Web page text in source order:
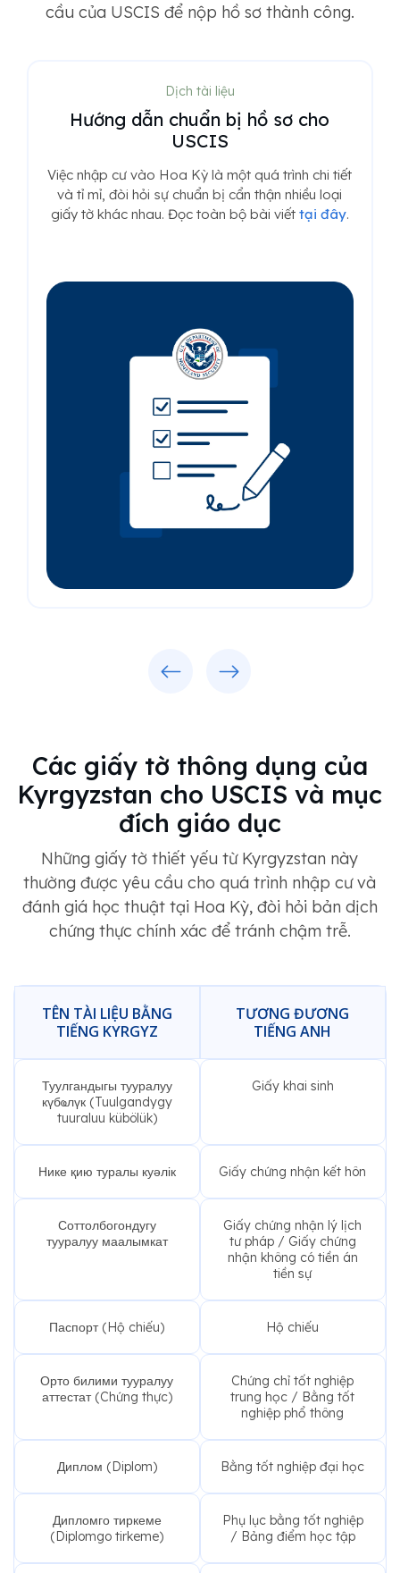
cầu của USCIS để nộp hồ sơ thành công.
Dịch tài liệu
Hướng dẫn chuẩn bị hồ sơ cho
USCIS
Việc nhập cư vào Hoa Kỳ là một quá trình chi tiết
và tỉ mỉ, đòi hỏi sự chuẩn bị cẩn thận nhiều loại
giấy tờ khác nhau. Đọc toàn bộ bài viết tại đây.
Các giấy tờ thông dụng của
Kyrgyzstan cho USCIS và mục
đích giáo dục
Những giấy tờ thiết yếu từ Kyrgyzstan này
thường được yêu cầu cho quá trình nhập cư và
đánh giá học thuật tại Hoa Kỳ, đòi hỏi bản dịch
chứng thực chính xác để tránh chậm trễ.
TÊN TÀI LIỆU BẰNG
TIẾNG KYRGYZ
TƯƠNG ĐƯƠNG
TIẾNG ANH
Туулгандыгы тууралуу
күбҩлүк (Tuulgandygy
tuuraluu kübölük)
Giấy khai sinh
Нике қию туралы куәлік Giấy chứng nhận kết hôn
Соттолбогондугу
тууралуу маалымкат
Giấy chứng nhận lý lịch
tư pháp / Giấy chứng
nhận không có tiền án
tiền sự
Паспорт (Hộ chiếu) Hộ chiếu
Орто билими тууралуу
аттестат (Chứng thực)
Chứng chỉ tốt nghiệp
trung học / Bằng tốt
nghiệp phổ thông
Диплом (Diplom) Bằng tốt nghiệp đại học
Дипломго тиркеме
(Diplomgo tirkeme)
Phụ lục bằng tốt nghiệp
/ Bảng điểm học tập